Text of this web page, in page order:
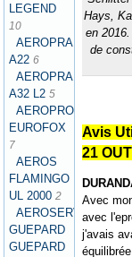
LEGEND
10
AEROPRAKT
A22 6
AEROPRAKT
A32 L2 5
AEROPRO
EUROFOX
7
AEROS
FLAMINGO
UL 2000 2
AEROSERVICES
GUEPARD
GUEPARD
Hays,
en
de
Avis
21
Avec
avec
j'avais
équilibrée.